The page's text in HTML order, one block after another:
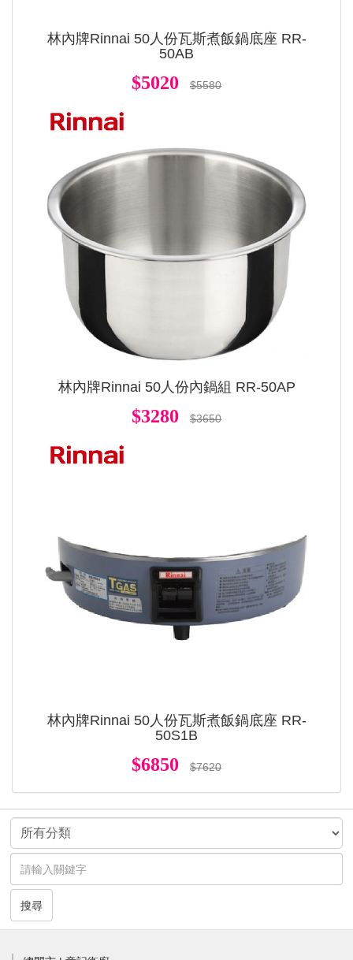
林內牌Rinnai 50人份瓦斯煮飯鍋底座 RR-
50AB
$5020 $5580
林內牌Rinnai 50人份內鍋組 RR-50AP
$3280 $3650
林內牌Rinnai 50人份瓦斯煮飯鍋底座 RR-
50S1B
$6850 $7620
搜尋